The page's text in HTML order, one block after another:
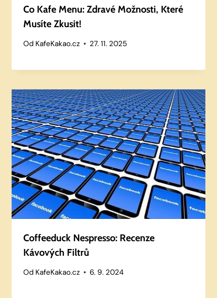
Co Kafe Menu: Zdravé Možnosti, Které
Musíte Zkusit!
Od KafeKakao.cz 27. 11. 2025
Coffeeduck Nespresso: Recenze
Kávových Filtrů
Od KafeKakao.cz 6. 9. 2024